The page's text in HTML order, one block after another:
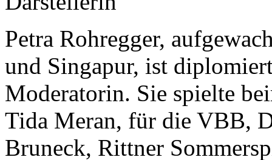
Petra Rohregger,
und Singapur, ist
Moderatorin. Sie spielte
Tida Meran, für die VBB,
Bruneck, Rittner